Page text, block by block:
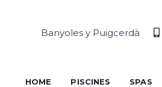
Banyoles y Puigcerdà
HOME PISCINES SPAS